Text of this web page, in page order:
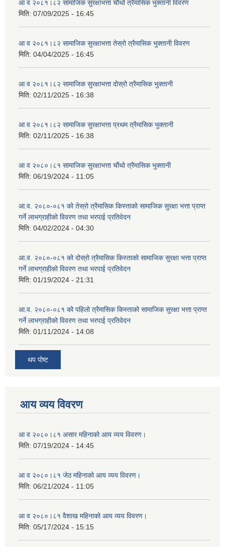
आ व २०८१।८२ सामाजिक सुरक्षाभत्ता चौथो त्रैमासिक भुक्तानी विवरण
मिति: 07/09/2025 - 16:45
आ व २०८१।८२ सामाजिक सुरक्षाभत्ता तेस्रो त्रैमासिक भुक्तानी विवरण
मिति: 04/04/2025 - 16:45
आ व २०८१।८२ सामाजिक सुरक्षाभत्ता दोस्रो त्रैमासिक भुक्तानी
मिति: 02/11/2025 - 16:38
आ व २०८१।८२ सामाजिक सुरक्षाभत्ता प्रथम त्रैमासिक भुक्तानी
मिति: 02/11/2025 - 16:38
आ व २०८०।८१ सामाजिक सुरक्षाभत्ता चौंथो त्रैमासिक भुक्तानी
मिति: 06/19/2024 - 11:05
आ.व. २०८०-०८१ को तेस्रो त्रैमासिक किस्ताको सामाजिक सुरक्षा भत्ता प्राप्त
गर्ने लाभग्राहीको विवरण तथा भरपाई प्रतिवेदन
मिति: 04/02/2024 - 04:30
आ.व. २०८०-०८१ को दोस्रो त्रैमासिक किस्ताको सामाजिक सुरक्षा भत्ता प्राप्त
गर्ने लाभग्राहीको विवरण तथा भरपाई प्रतिवेदन
मिति: 01/19/2024 - 21:31
आ.व. २०८०-०८१ को पहिलो त्रैमासिक किस्ताको सामाजिक सुरक्षा भत्ता प्राप्त
गर्ने लाभग्राहीको विवरण तथा भरपाई प्रतिवेदन
मिति: 01/11/2024 - 14:08
थप पोष्ट
आय व्यय विवरण
आ व २०८०।८१ असार महिनाको आय व्यय विवरण।
मिति: 07/19/2024 - 14:45
आ व २०८०।८१ जेठ महिनाको आय व्यय विवरण।
मिति: 06/21/2024 - 11:05
आ व २०८०।८१ वैशाख महिनाको आय व्यय विवरण।
मिति: 05/17/2024 - 15:15